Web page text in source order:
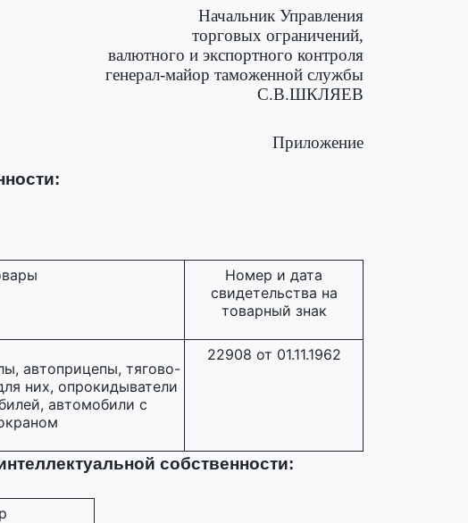
Начальник Управления
торговых ограничений,
валютного и экспортного контроля
генерал-майор таможенной службы
С.В.ШКЛЯЕВ
Приложение
Номер и дата
свидетельства на
товарный знак
автоприцепы, тягово-
них, опрокидыватели
автомобили с
22908 от 01.11.1962
собственности: